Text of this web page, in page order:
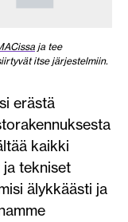
ja tee
itse järjestelmiin.
erästä
kaikki
ja tekniset
älykkäästi ja